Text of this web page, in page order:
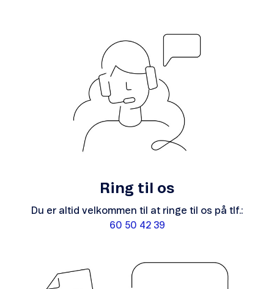
Ring til os
Du er altid velkommen til at ringe til os på tlf.:
60 50 42 39